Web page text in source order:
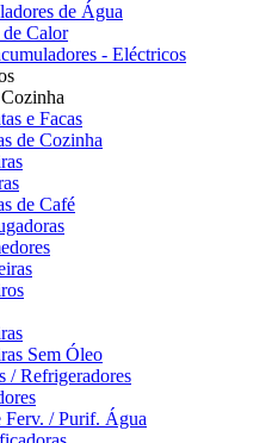
de Água
Calor
- Eléctricos
e Facas
de Cozinha
de Café
Sem Óleo
/ Refrigeradores
Ferv. / Purif. Água